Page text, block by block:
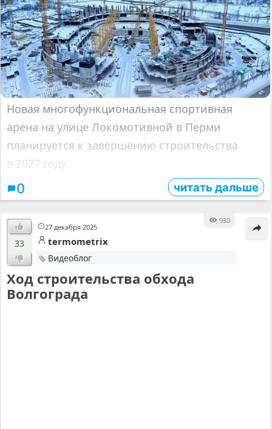
Новая многофункциональная спортивная
арена на улице Локомотивной в Перми
планируется к завершению строительства
в 2027 году.
0 читать дальше
27 декабря 2025
930
33 termometrix
Видеоблог
Ход строительства обхода
Волгограда